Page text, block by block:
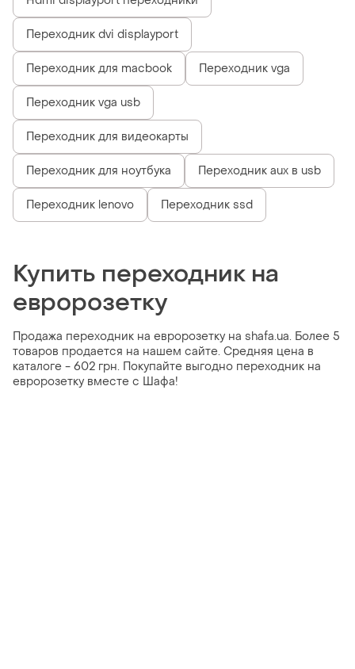
Переходник dvi displayport
Переходник для macbook Переходник vga
Переходник vga usb
Переходник для видеокарты
Переходник для ноутбука Переходник aux в usb
Переходник lenovo Переходник ssd
Купить переходник на
евророзетку
Продажа переходник на евророзетку на shafa.ua. Более 5
товаров продается на нашем сайте. Средняя цена в
каталоге - 602 грн. Покупайте выгодно переходник на
евророзетку вместе с Шафа!